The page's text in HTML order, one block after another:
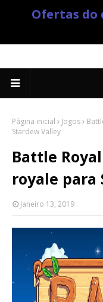
Ofertas do
Página inicial Jogos
Stardew Valley
Battle
royale para
Janeiro 13, 2019